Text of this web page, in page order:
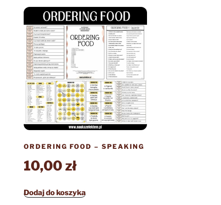
ORDERING FOOD – SPEAKING
10,00zł
Dodaj do koszyka